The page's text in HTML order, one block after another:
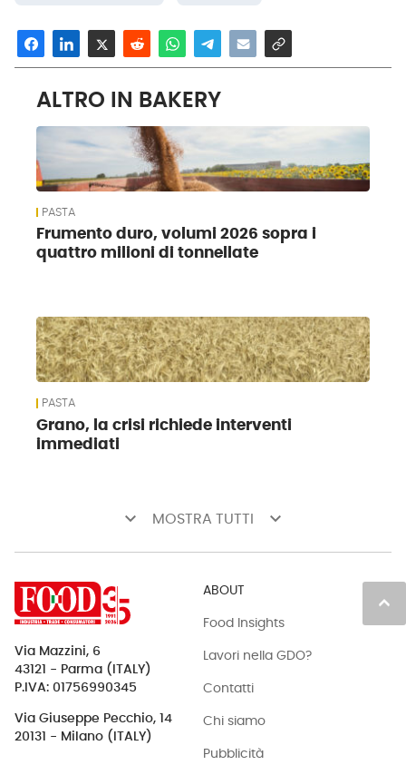
ALTRO IN BAKERY
PASTA
Frumento duro, volumi 2026 sopra i
quattro milioni di tonnellate
PASTA
Grano, la crisi richiede interventi
immediati
keyboard_arrow_down MOSTRA TUTTI keyboard_arrow_down
keyboard_arrow_up
Via Mazzini, 6
43121 - Parma (ITALY)
P.IVA: 01756990345
Via Giuseppe Pecchio, 14
20131 - Milano (ITALY)
ABOUT
Food Insights
Lavori nella GDO?
Contatti
Chi siamo
Pubblicità